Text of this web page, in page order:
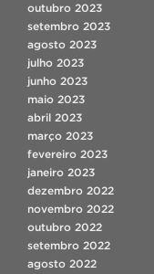
outubro 2023
setembro 2023
agosto 2023
julho 2023
junho 2023
maio 2023
abril 2023
março 2023
fevereiro 2023
janeiro 2023
dezembro 2022
novembro 2022
outubro 2022
setembro 2022
agosto 2022